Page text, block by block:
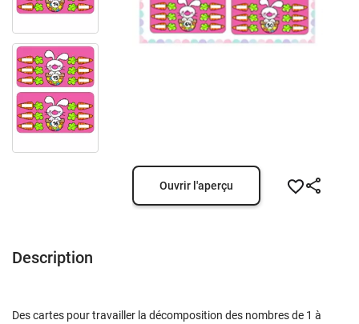
Ouvrir l'aperçu
Description
Des cartes pour travailler la décomposition des nombres de 1 à